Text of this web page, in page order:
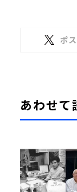
ポ
あわせて